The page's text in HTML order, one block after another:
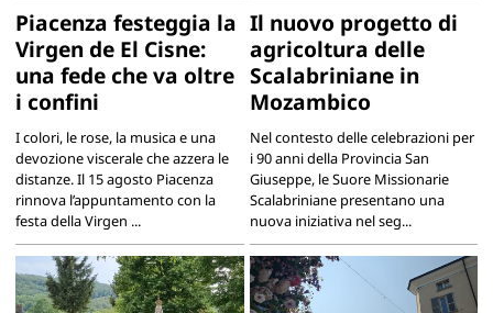
Piacenza festeggia la
Virgen de El Cisne:
una fede che va oltre
i confini
I colori, le rose, la musica e una
devozione viscerale che azzera le
distanze. Il 15 agosto Piacenza
rinnova l’appuntamento con la
festa della Virgen ...
Il nuovo progetto di
agricoltura delle
Scalabriniane in
Mozambico
Nel contesto delle celebrazioni per
i 90 anni della Provincia San
Giuseppe, le Suore Missionarie
Scalabriniane presentano una
nuova iniziativa nel seg...